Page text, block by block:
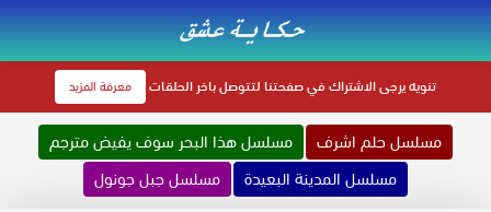
تنويهيرجى الاشتراك في صفحتنا لتتوصل باخر الحلقات معرفة المزيد
مسلسل حلم اشرف
مسلسل هذا البحر سوف يفيض مترجم
مسلسل المدينة البعيدة
مسلسل جبل جونول